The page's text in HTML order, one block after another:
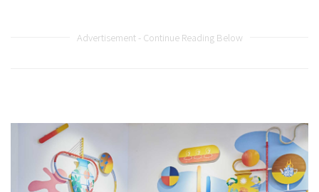
Advertisement - Continue Reading Below